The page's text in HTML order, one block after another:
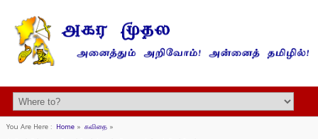
You Are Here : Home» கவிதை»